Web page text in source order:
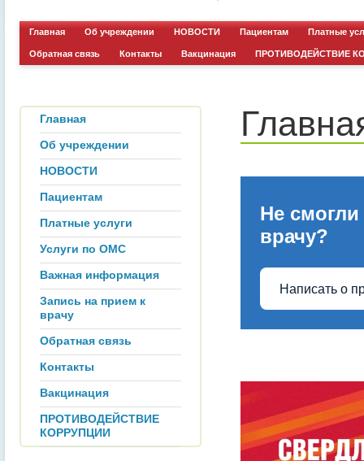
Главная Об учреждении НОВОСТИ Пациентам Платные
Обратная связь Контакты Вакцинация ПРОТИВОДЕЙСТВИЕ
Главная
Об учреждении
НОВОСТИ
Пациентам
Платные услуги
Услуги по ОМС
Важная информация
Запись на прием к
врачу
Обратная связь
Контакты
Вакцинация
ПРОТИВОДЕЙСТВИЕ
КОРРУПЦИИ
Не смогли
врачу?
Написать о